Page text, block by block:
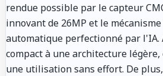
rendue possible par le capteur
innovant de 26MP et le
automatique perfectionné par
compact à une architecture
une utilisation sans effort. De